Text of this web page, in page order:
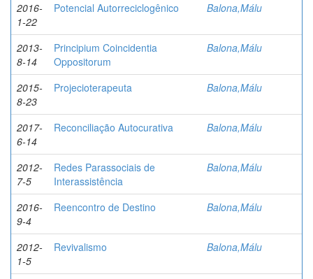
2016-
1-22
Potencial Autorreciclogênico Balona,Málu
2013-
8-14
Principium Coincidentia
Oppositorum
Balona,Málu
2015-
8-23
Projecioterapeuta Balona,Málu
2017-
6-14
Reconciliação Autocurativa Balona,Málu
2012-
7-5
Redes Parassociais de
Interassistência
Balona,Málu
2016-
9-4
Reencontro de Destino Balona,Málu
2012-
1-5
Revivalismo Balona,Málu